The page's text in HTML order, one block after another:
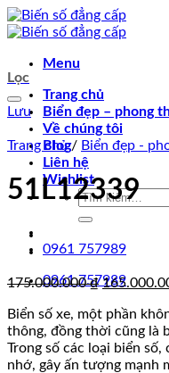
Chuyển
đến
dung
Menu
Trang chủ
Biển đẹp – phong
Về chúng tôi
Blog
Liên hệ
Wishlist
Tìm
0961 757989
0961 757989
Lọc
Lưu
Trang chủ / Biển đẹp -
51L12339
175.000.000₫ Giá
là:
Biển số xe, một phần
thông, đồng thời cũng là
Trong số các loại biển
nhớ, gây ấn tượng mạnh